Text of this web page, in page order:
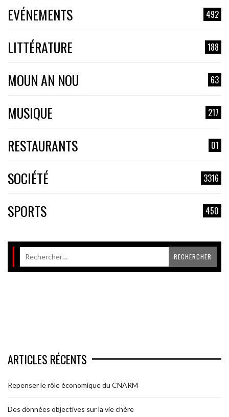
EVÉNEMENTS 492
LITTÉRATURE 188
MOUN AN NOU 63
MUSIQUE 217
RESTAURANTS 01
SOCIÉTÉ 3316
SPORTS 450
ARTICLES RÉCENTS
Repenser le rôle économique du CNARM
Des données objectives sur la vie chère